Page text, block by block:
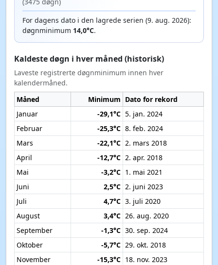
For dagens dato i den lagrede serien (9. aug. 2026):
døgnminimum 14,0°C.
Kaldeste døgn i hver måned (historisk)
Laveste registrerte døgnminimum innen hver
kalendermåned.
Måned
Minimum Dato for rekord
Januar
-29,1°C 5. jan. 2024
Februar
-25,3°C 8. feb. 2024
Mars
-22,1°C 2. mars 2018
April
-12,7°C 2. apr. 2018
Mai
-3,2°C 1. mai 2021
Juni
2,5°C 2. juni 2023
Juli
4,7°C 3. juli 2020
August
3,4°C 26. aug. 2020
September
-1,3°C 30. sep. 2024
Oktober
-5,7°C 29. okt. 2018
November
-15,3°C 18. nov. 2023